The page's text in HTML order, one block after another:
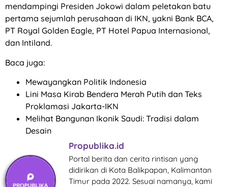
mendampingi Presiden Jokowi dalam peletakan batu
pertama sejumlah perusahaan di IKN, yakni Bank BCA,
PT Royal Golden Eagle, PT Hotel Papua Internasional,
dan Intiland.
Baca juga:
Mewayangkan Politik Indonesia
Lini Masa Kirab Bendera Merah Putih dan Teks
Proklamasi Jakarta-IKN
Melihat Bangunan Ikonik Saudi: Tradisi dalam
Desain
Propublika.id
Portal berita dan cerita rintisan yang
didirikan di Kota Balikpapan, Kalimantan
Timur pada 2022. Sesuai namanya, kami